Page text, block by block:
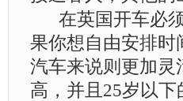
在英国开车必须
果你想自由安排时
汽车来说则更加灵
高，并且25岁以下